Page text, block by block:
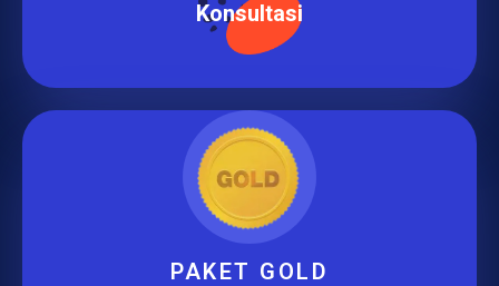
Konsultasi
PAKET GOLD